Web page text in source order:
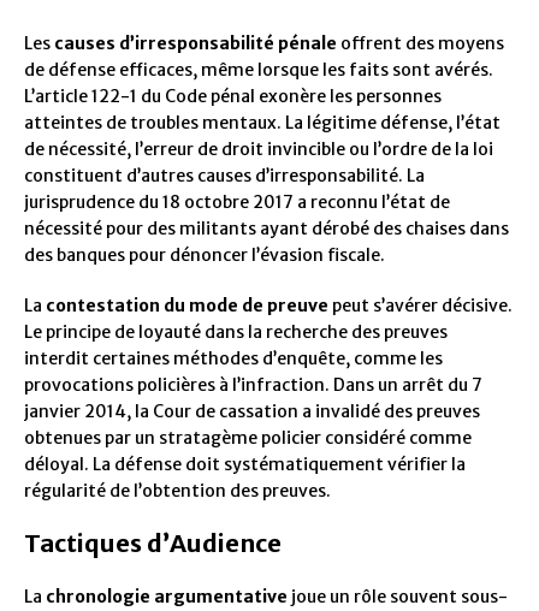
Les causes d’irresponsabilité pénale offrent des moyens
de défense efficaces, même lorsque les faits sont avérés.
L’article 122-1 du Code pénal exonère les personnes
atteintes de troubles mentaux. La légitime défense, l’état
de nécessité, l’erreur de droit invincible ou l’ordre de la loi
constituent d’autres causes d’irresponsabilité. La
jurisprudence du 18 octobre 2017 a reconnu l’état de
nécessité pour des militants ayant dérobé des chaises dans
des banques pour dénoncer l’évasion fiscale.
La contestation du mode de preuve peut s’avérer décisive.
Le principe de loyauté dans la recherche des preuves
interdit certaines méthodes d’enquête, comme les
provocations policières à l’infraction. Dans un arrêt du 7
janvier 2014, la Cour de cassation a invalidé des preuves
obtenues par un stratagème policier considéré comme
déloyal. La défense doit systématiquement vérifier la
régularité de l’obtention des preuves.
Tactiques d’Audience
La chronologie argumentative joue un rôle souvent sous-